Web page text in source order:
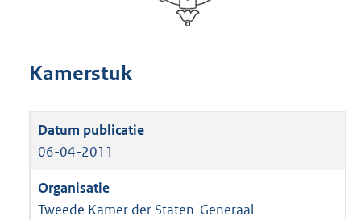
Kamerstuk
06-04-2011
Tweede Kamer der Staten-Generaal